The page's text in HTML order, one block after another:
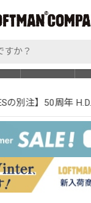
の別注】50周年